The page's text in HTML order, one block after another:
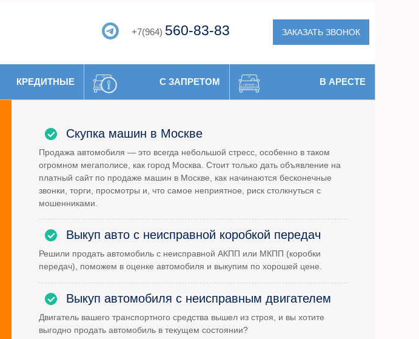
+7(964) 560-83-83 ЗАКАЗАТЬ ЗВОНОК
КРЕДИТНЫЕ С ЗАПРЕТОМ В АРЕСТЕ
Скупка машин в Москве
Продажа автомобиля — это всегда небольшой стресс, особенно в таком
огромном мегаполисе, как город Москва. Стоит только дать объявление на
платный сайт по продаже машин в Москве, как начинаются бесконечные
звонки, торги, просмотры и, что самое неприятное, риск столкнуться с
мошенниками.
Выкуп авто с неисправной коробкой передач
Решили продать автомобиль с неисправной АКПП или МКПП (коробки
передач), поможем в оценке автомобиля и выкупим по хорошей цене.
Выкуп автомобиля с неисправным двигателем
Двигатель вашего транспортного средства вышел из строя, и вы хотите
выгодно продать автомобиль в текущем состоянии?